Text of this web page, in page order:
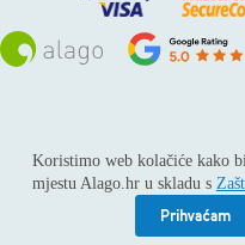
Koristimo web kolačiće kako
mjestu Alago.hr u skladu s
Prihvaćam
Sva prava
ALAGO d.o.o. trgovina,
Adresa: Horvati 112, 10436
6539 392 / E-mail:
Subjekt je upisan kod